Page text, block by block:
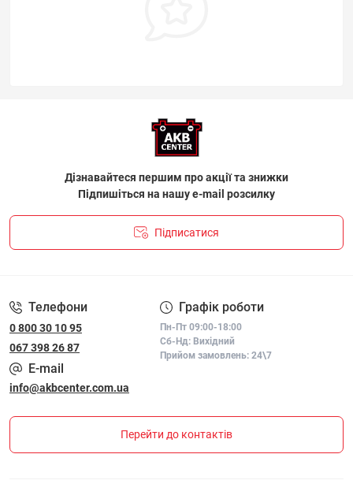
Дізнавайтеся першим про акції та знижки
Підпишіться на нашу e-mail розсилку
Підписатися
Телефони
0 800 30 10 95
067 398 26 87
Графік роботи
Пн-Пт 09:00-18:00
Сб-Нд: Вихідний
Прийом замовлень: 24\7
E-mail
info@akbcenter.com.ua
Перейти до контактів